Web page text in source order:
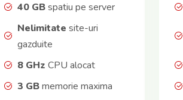
40 GBspatiu pe server
Nelimitate site-uri
gazduite
8 GHz CPU alocat
3 GBmemorie maxima